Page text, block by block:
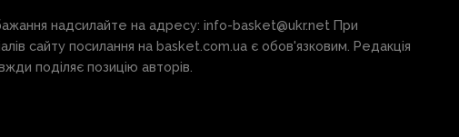
надсилайте на адресу: info-basket@ukr.net При
сайту посилання на basket.com.ua є обов'язковим. Редакція
поділяє позицію авторів.